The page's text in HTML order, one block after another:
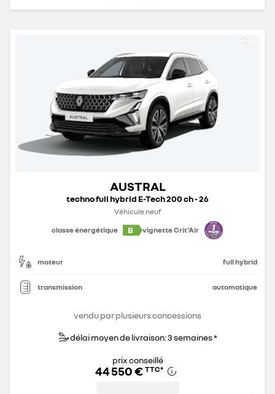
AUSTRAL
techno full hybrid E-Tech 200 ch - 26
Véhicule neuf
classe énergétique
B vignette Crit'Air
moteur full hybrid
transmission automatique
vendu par plusieurs concessions
délai moyen de livraison: 3 semaines *
prix conseillé
44 550 € TTC*